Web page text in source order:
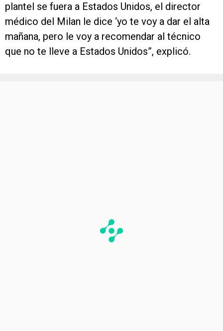
plantel se fuera a Estados Unidos, el director
médico del Milan le dice ‘yo te voy a dar el alta
mañana, pero le voy a recomendar al técnico
que no te lleve a Estados Unidos”, explicó.